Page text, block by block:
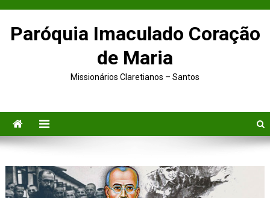
Paróquia Imaculado Coração
de Maria
Missionários Claretianos – Santos